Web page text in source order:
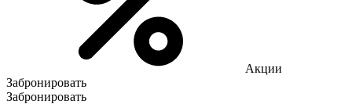
Акции
Забронировать
Забронировать